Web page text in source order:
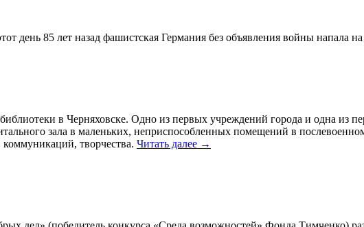
день 85 лет назад фашистская Германия без объявления войны напала
в Черняховске. Одно из первых учреждений города и одна из
зала в маленьких, неприспособленных помещений в
творчества. Читать далее →